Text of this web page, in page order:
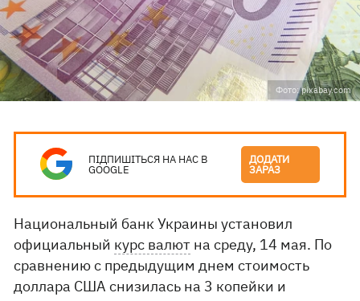
Фото: pixabay.com
ПІДПИШІТЬСЯ НА НАС В
GOOGLE
ДОДАТИ
ЗАРАЗ
Национальный банк Украины установил
официальный курс валют на среду, 14 мая. По
сравнению с предыдущим днем ​​стоимость
доллара США снизилась на 3 копейки и